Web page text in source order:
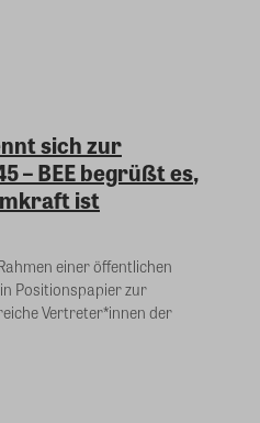
sich zur
– BEE begrüßt es,
ist
einer öffentlichen
Positionspapier zur
Vertreter*innen der